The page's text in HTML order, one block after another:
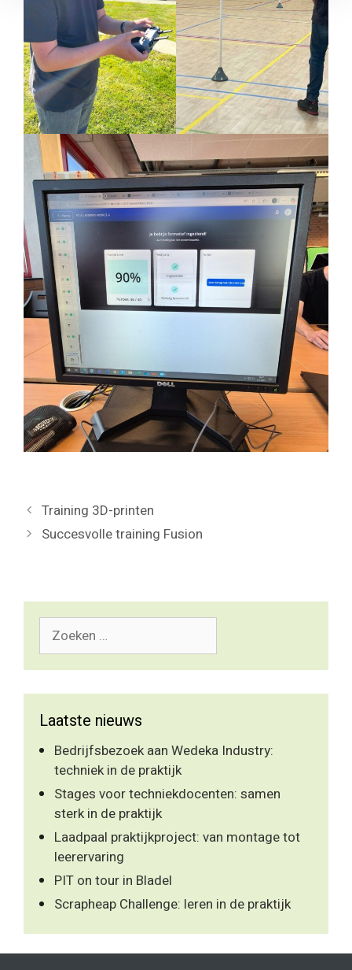
Training 3D-printen
Succesvolle training Fusion
Zoek
naar:
Laatste nieuws
Bedrijfsbezoek aan Wedeka Industry:
techniek in de praktijk
Stages voor techniekdocenten: samen
sterk in de praktijk
Laadpaal praktijkproject: van montage tot
leerervaring
PIT on tour in Bladel
Scrapheap Challenge: leren in de praktijk